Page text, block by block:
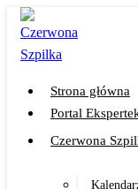
Przejdź
treści
Strona główna
Portal
Czerwona